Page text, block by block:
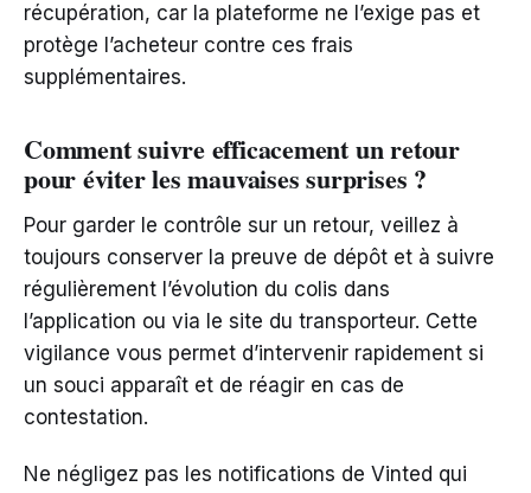
récupération, car la plateforme ne l’exige pas et
protège l’acheteur contre ces frais
supplémentaires.
Comment suivre efficacement un retour
pour éviter les mauvaises surprises ?
Pour garder le contrôle sur un retour, veillez à
toujours conserver la preuve de dépôt et à suivre
régulièrement l’évolution du colis dans
l’application ou via le site du transporteur. Cette
vigilance vous permet d’intervenir rapidement si
un souci apparaît et de réagir en cas de
contestation.
Ne négligez pas les notifications de Vinted qui